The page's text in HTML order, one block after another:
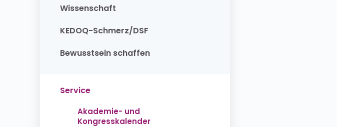
Wissenschaft
KEDOQ-Schmerz/DSF
Bewusstsein schaffen
Service
Akademie- und
Kongresskalender